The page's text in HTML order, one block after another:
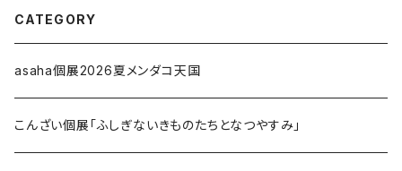
CATEGORY
asaha個展2026夏メンダコ天国
こんざい個展「ふしぎないきものたちとなつやすみ」